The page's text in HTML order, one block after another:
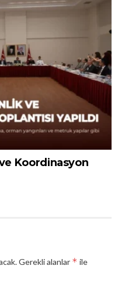
Koordinasyon
Gerekli alanlar * ile